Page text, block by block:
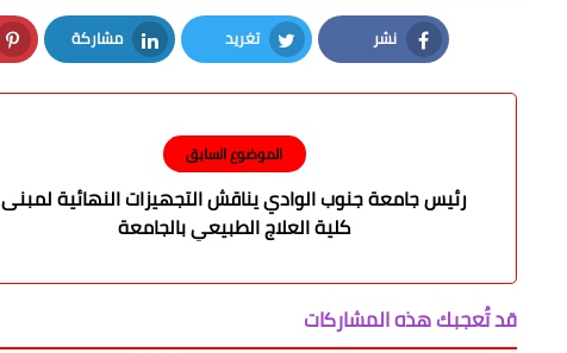
نشر
Facebook
تغريد
Twitter
مشاركة
LinkedIn
الموضوع السابق
رئيس جامعة جنوب الوادي يناقش التجهيزات النهائية لمبنى
كلية العلاج الطبيعي بالجامعة
قد تُعجبك هذه المشاركات